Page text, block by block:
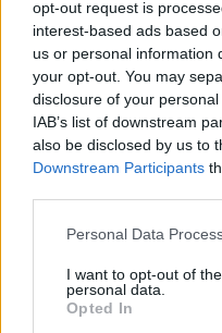
opt-out request is
interest-based ads based
us or personal information
your opt-out. You may
disclosure of your
IAB’s list of downstream
also be disclosed by us to
Downstream Participants
Please note that this
not limited to your visit or
grant or deny consent to
use your data for below
Personal Data
I want to opt-out of
personal data.
Opted In